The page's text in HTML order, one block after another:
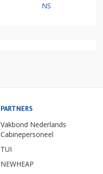
NS
PARTNERS
Vakbond Nederlands
Cabinepersoneel
TUI
NEWHEAP